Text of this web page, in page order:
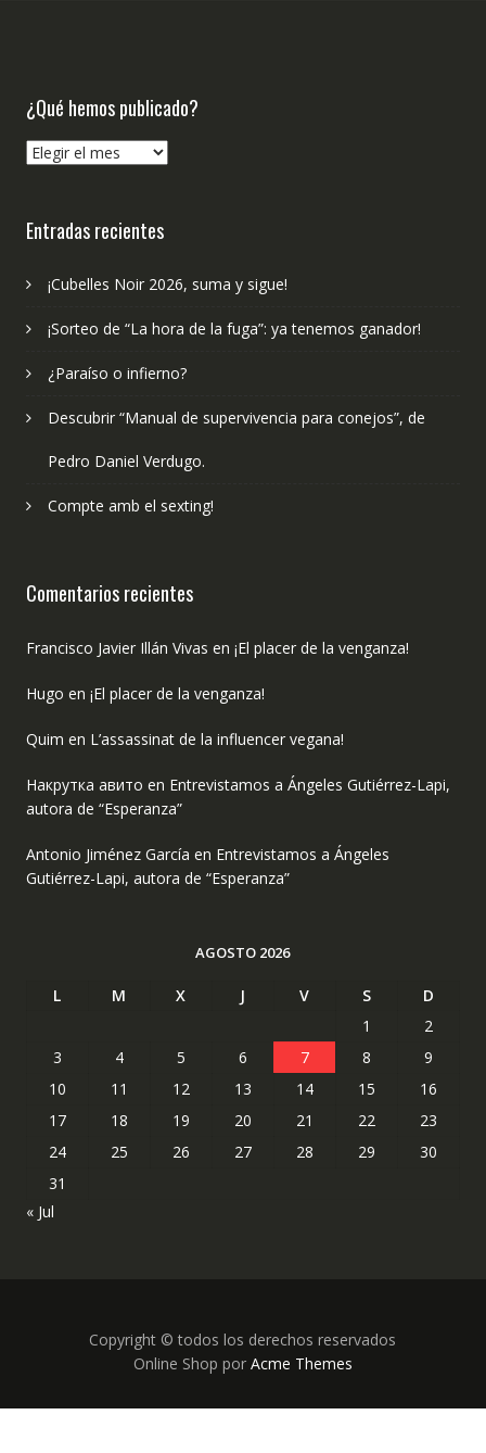
¿Qué hemos publicado?
¿Qué
Entradas recientes
¡Cubelles Noir 2026, suma y sigue!
¡Sorteo de “La hora de la fuga”: ya tenemos ganador!
¿Paraíso o infierno?
Descubrir “Manual de supervivencia para conejos”, de
Pedro Daniel Verdugo.
Compte amb el sexting!
Comentarios recientes
Francisco Javier Illán Vivas en ¡El placer de la venganza!
Hugo en ¡El placer de la venganza!
Quim en L’assassinat de la influencer vegana!
Накрутка авито en Entrevistamos a Ángeles Gutiérrez-Lapi,
autora de “Esperanza”
Antonio Jiménez García en Entrevistamos a Ángeles
Gutiérrez-Lapi, autora de “Esperanza”
AGOSTO 2026
L M X J V S
D
1
2
3
4 5 6 7 8
9
10
11 12 13 14 15
16
17
18 19 20 21 22
23
24
25 26 27 28 29
30
31
« Jul
Copyright © todos los derechos reservados
Online Shop por Acme Themes